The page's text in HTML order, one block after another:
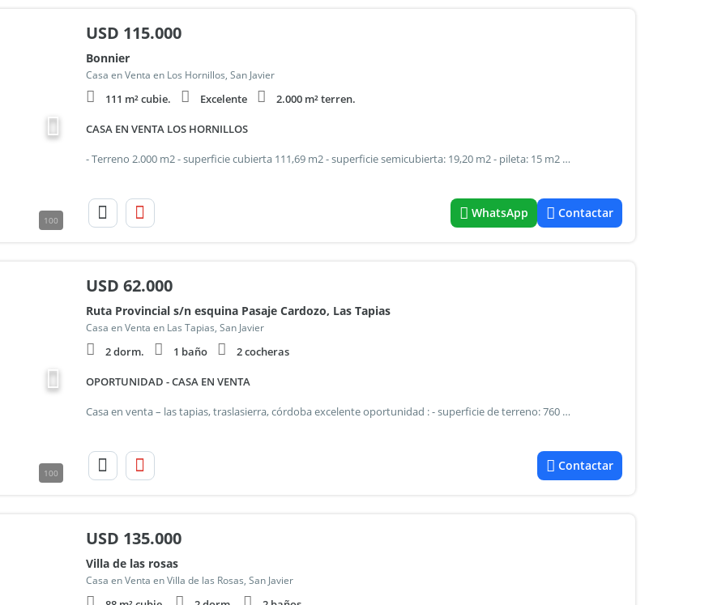
100
USD 115.000
Bonnier
Casa en Venta en Los Hornillos, San Javier
111 m² cubie. Excelente 2.000 m² terren.
CASA EN VENTA LOS HORNILLOS
- Terreno 2.000 m2 - superficie cubierta 111,69 m2 - superficie semicubierta: 19,20 m2 - pileta: 15 m2 - tres dormitorios, estar, cocina comedor, 1 baño, 1 deposito a unos 1300 mts de la ruta, localidad los hornillos, traslasierra, provincia de cordoba precio: $115.000,00
WhatsApp Contactar
100
USD 62.000
Ruta Provincial s/n esquina Pasaje Cardozo, Las Tapias
Casa en Venta en Las Tapias, San Javier
2 dorm. 1 baño 2 cocheras
OPORTUNIDAD - CASA EN VENTA
Casa en venta – las tapias, traslasierra, córdoba excelente oportunidad : - superficie de terreno: 760 m² - construcción tradicional - escritura la propiedad cuenta con: * galería * living-comedor con hogar a leña * cocina con lavadero * dos dormitorios * baño * cochera pasante para dos vehículos * depósito ubicación: ruta provincial 20 s/n, esquina pasaje cardozo, las tapias, departamento san javier, córdoba. Precio: usd 62.000 consultas llamada o wsp: - - 67
Contactar
USD 135.000
Villa de las rosas
Casa en Venta en Villa de las Rosas, San Javier